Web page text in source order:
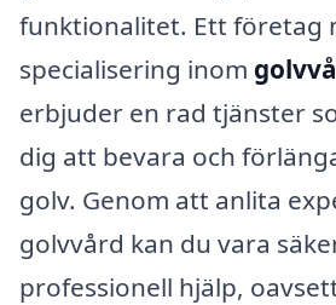
funktionalitet. Ett företag
specialisering inom
erbjuder en rad tjänster
dig att bevara och
golv. Genom att anlita
golvvård kan du vara
professionell hjälp,